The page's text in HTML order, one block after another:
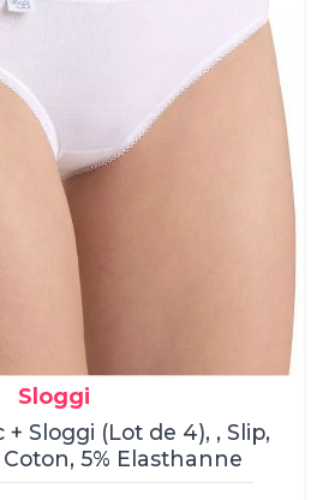
Sloggi
+ Sloggi (Lot de 4), , Slip,
Coton, 5% Elasthanne